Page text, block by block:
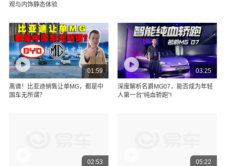
观与内饰静态体验
01:59
离谱！比亚迪销售让单MG，都是中
国车无所谓？
03:25
深度解析名爵MG07，能否成为年轻
人第一台“纯血轿跑”!
02:53 05:22